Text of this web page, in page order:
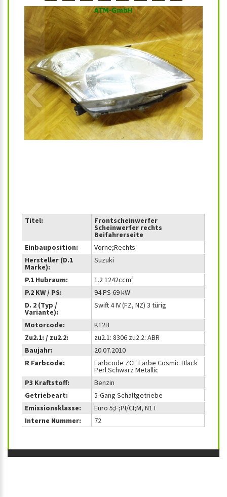
‹ ›
Titel: Frontscheinwerfer
Scheinwerfer rechts
Beifahrerseite
Einbauposition:
Vorne;Rechts
Hersteller (D.1
Marke):
Suzuki
P.1 Hubraum:
1.2 1242ccm³
P.2 KW / PS:
94 PS 69 kW
D. 2 (Typ /
Variante):
Swift 4 IV (FZ, NZ) 3 türig
Motorcode:
K12B
Zu2.1: / zu2.2:
zu2.1: 8306 zu2.2: ABR
Baujahr:
20.07.2010
R Farbcode:
Farbcode ZCE Farbe Cosmic Black
Perl Schwarz Metallic
P3 Kraftstoff:
Benzin
Getriebeart:
5-Gang Schaltgetriebe
Emissionsklasse:
Euro 5;F;PI/CI;M, N1 I
Interne Nummer:
72